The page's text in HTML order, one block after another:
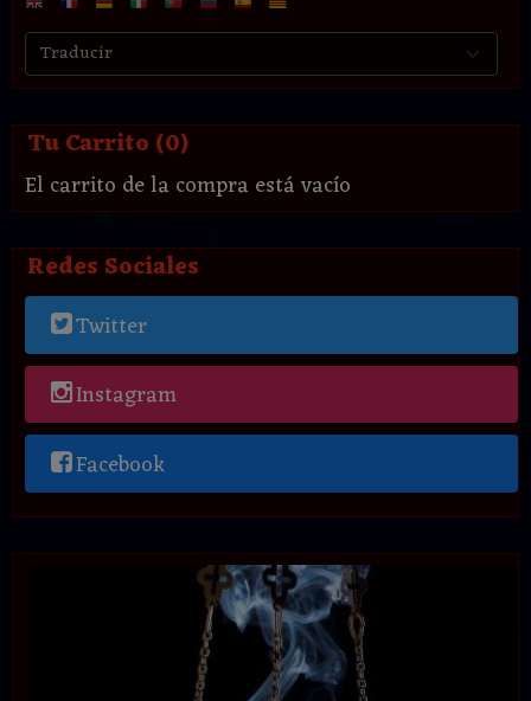
Tu Carrito (0)
El carrito de la compra está vacío
Redes Sociales
Twitter
Instagram
Facebook